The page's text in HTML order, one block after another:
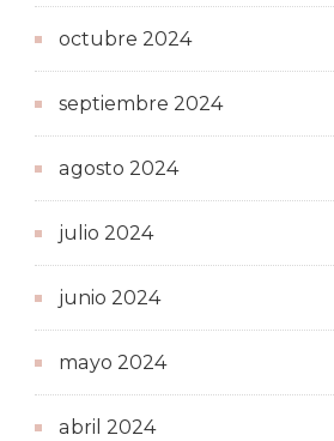
octubre 2024
septiembre 2024
agosto 2024
julio 2024
junio 2024
mayo 2024
abril 2024